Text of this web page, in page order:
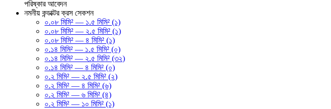
পরিষ্কার আবেদন
নমনীয় কন্ডাক্টর ক্রস সেকশন
০.০৮ মিমি² — ১.৫ মিমি² (১)
০.০৮ মিমি² — ২.৫ মিমি² (১)
০.০৮ মিমি² — ৪ মিমি² (১)
০.১৪ মিমি² — ১.৫ মিমি² (০)
০.১৪ মিমি² — ২.৫ মিমি² (৩২)
০.১৪ মিমি² — ৪ মিমি² (০)
০.২ মিমি² — ২.৫ মিমি² (২)
০.২ মিমি² — ৪ মিমি² (৬)
০.২ মিমি² — ৬ মিমি² (৪)
০.২ মিমি² — ১০ মিমি² (১)